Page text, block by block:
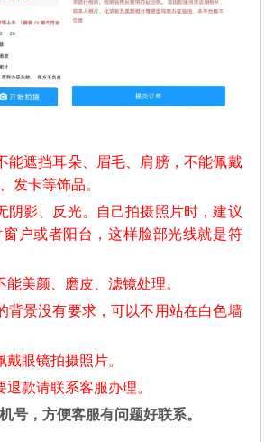
能遮挡耳朵、眉毛、肩膀，不能佩戴
发卡等饰品。
阴影、反光。自己拍摄照片时，建议
户或者阳台，这样脸部光线就是符
能美颜、磨皮、滤镜处理。
背景没有要求，可以不用站在白色墙
戴眼镜拍摄照片。
退款请联系客服办理。
号，方便客服有问题好联系。